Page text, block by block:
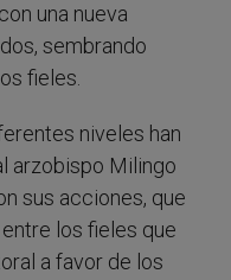
una nueva
sembrando
fieles.
niveles han
arzobispo Milingo
sus acciones, que
los fieles que
a favor de los